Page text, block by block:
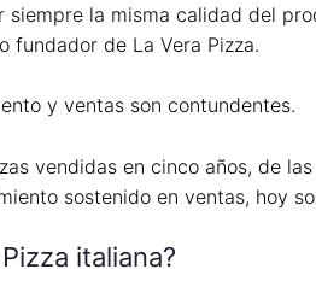
la misma calidad del
fundador de La Vera Pizza.
y ventas son contundentes.
vendidas en cinco años, de
sostenido en ventas, hoy
italiana?